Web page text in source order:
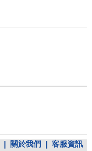
關於我們
客服資訊